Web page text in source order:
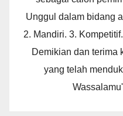
Unggul dalam bidang
2. Mandiri. 3.
Demikian dan terima
yang telah